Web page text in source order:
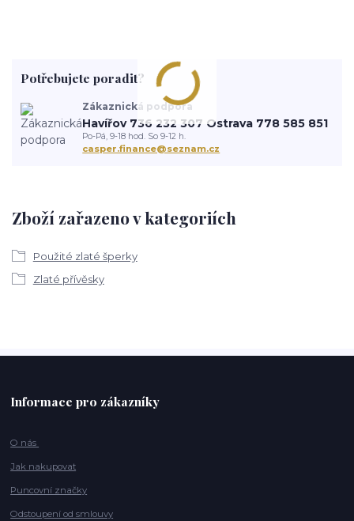
Zboží zařazeno v kategoriích
Použité zlaté šperky
Zlaté přívěsky
Potřebujete poradit?
Zákaznická podpora
Havířov 736 232 307 Ostrava 778 585 851
Po-Pá, 9-18 hod. So 9-12 h.
casper.finance@seznam.cz
Informace pro zákazníky
O nás
Jak nakupovat
Puncovní značky
Odstoupení od smlouvy